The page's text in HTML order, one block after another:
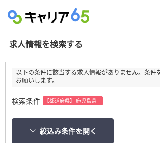
求人情報を検索する
以下の条件に該当する求人情報がありません。条件
お願いします。
検索条件 【都道府県】 鹿児島県
絞込み条件を開く